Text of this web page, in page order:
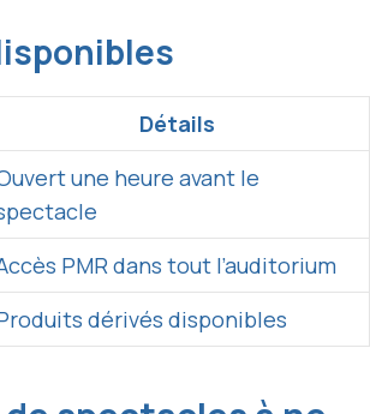
Détails
une heure avant le
PMR dans tout l’auditorium
dérivés disponibles